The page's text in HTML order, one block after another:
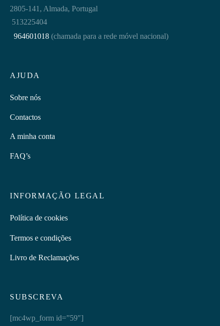
SUBSCREVA
[mc4wp_form id=”59″]
AJUDA
Sobre nós
Contactos
A minha conta
FAQ’s
INFORMAÇÃO LEGAL
Política de cookies
Termos e condições
Livro de Reclamações
2805-141, Almada, Portugal
513225404
964601018 (chamada para a rede móvel nacional)